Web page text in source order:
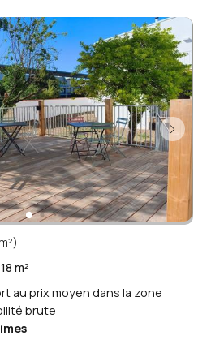
m²
au prix moyen dans la zone
brute